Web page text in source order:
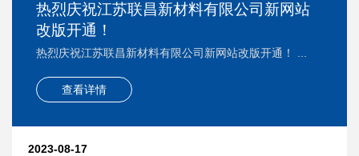
热烈庆祝江苏联昌新材料有限公司新网站
改版开通！
热烈庆祝江苏联昌新材料有限公司新网站改版开通！ ...
查看详情
2023-08-17